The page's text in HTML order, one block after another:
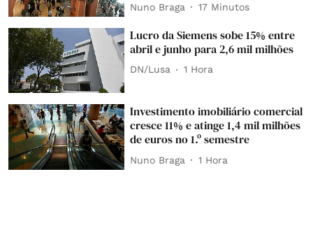
Nuno Braga 17 Minutos
Lucro da Siemens sobe 15% entre
abril e junho para 2,6 mil milhões
DN/Lusa 1 Hora
Investimento imobiliário comercial
cresce 11% e atinge 1,4 mil milhões
de euros no 1.º semestre
Nuno Braga 1 Hora